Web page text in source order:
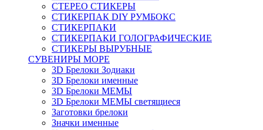
СТЕРЕО СТИКЕРЫ
СТИКЕРПАК DIY РУМБОКС
СТИКЕРПАКИ
СТИКЕРПАКИ ГОЛОГРАФИЧЕСКИЕ
СТИКЕРЫ ВЫРУБНЫЕ
СУВЕНИРЫ МОРЕ
3D Брелоки Зодиаки
3D Брелоки именные
3D Брелоки МЕМЫ
3D Брелоки МЕМЫ светящиеся
Заготовки брелоки
Значки именные